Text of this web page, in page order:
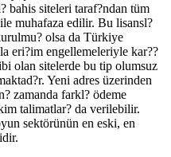
bahis siteleri taraf?ndan tüm
muhafaza edilir. Bu lisansl?
olsa da Türkiye
eri?im engellemeleriyle kar??
olan sitelerde bu tip olumsuz
Yeni adres üzerinden
zamanda farkl? ödeme
talimatlar? da verilebilir.
sektörünün en eski, en